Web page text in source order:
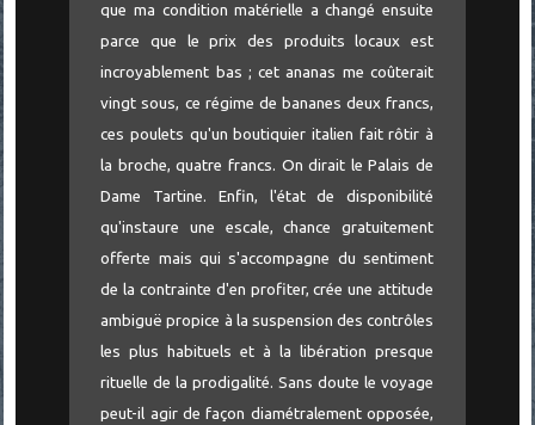
que ma condition matérielle a changé ensuite
parce que le prix des produits locaux est
incroyablement bas ; cet ananas me coûterait
vingt sous, ce régime de bananes deux francs,
ces poulets qu'un boutiquier italien fait rôtir à
la broche, quatre francs. On dirait le Palais de
Dame Tartine. Enfin, l'état de disponibilité
qu'instaure une escale, chance gratuitement
offerte mais qui s'accompagne du sentiment
de la contrainte d'en profiter, crée une attitude
ambiguë propice à la suspension des contrôles
les plus habituels et à la libération presque
rituelle de la prodigalité. Sans doute le voyage
peut-il agir de façon diamétralement opposée,